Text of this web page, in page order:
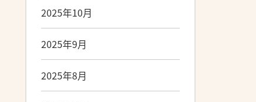
2025年10月
2025年9月
2025年8月